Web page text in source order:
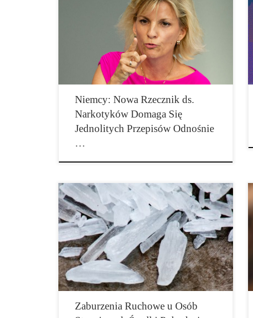
Ludwig z partii CSU zaciera nowe szlaki na swojej
nowej posadzie. Posłanka Partii CSU chce wyciągnąć
narkomanów z oślego kąta. Czy więc jointy w
Niemczech będą już tylko traktowane jako
wykroczenie? Rzeczniczka ds. narkotyków chce w tej
kwestii przełamać nowe horyzonty. Daniela Ludwig
Niemcy: Nowa Rzecznik ds.
Narkotyków Domaga Się
Jednolitych Przepisów Odnośnie
…
Niewielkie drgawki lub problemy związane z
umiejętnościami motorycznymi mogą mieć różne
przyczyny. Badanie wykazało, że użytkownicy ecstasy
i crystal meth są dotknięci stosunkowo często tymi
dolegliwościami. Od dłuższego czasu podejrzewa się,
że substancje pobudzające, takie jak speed lub crystal
meth, mogą wywołać chorobę Parkinsona. Typowe dla
choroby Parkinsona są drgawki, […]
Zaburzenia Ruchowe u Osób